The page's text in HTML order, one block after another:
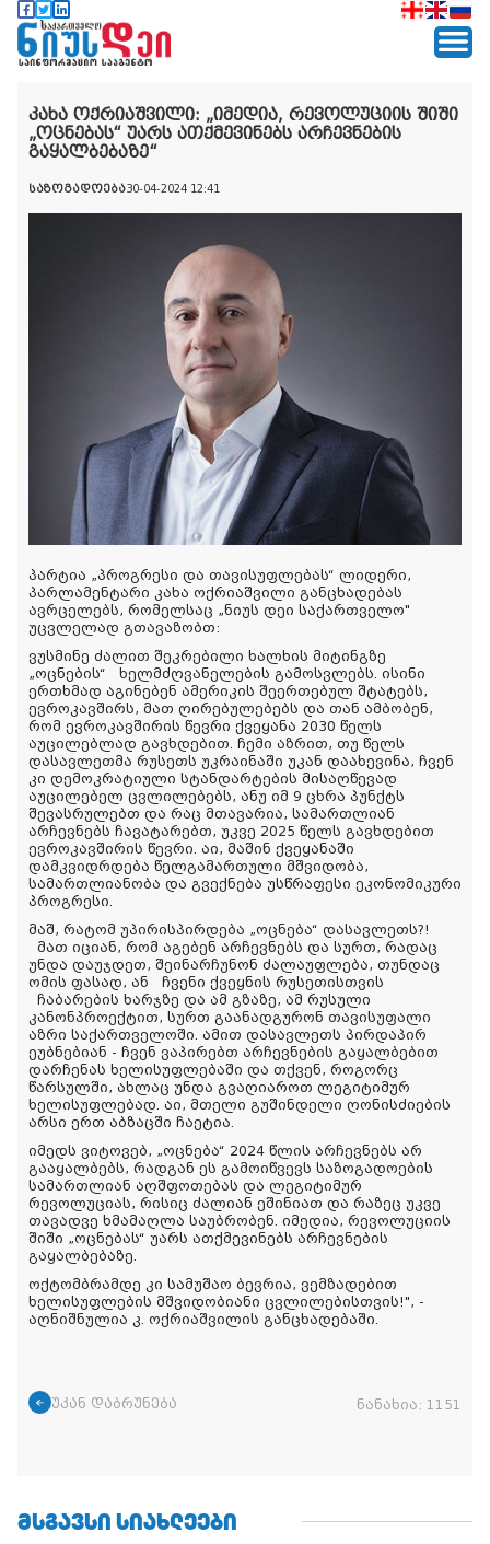
კახა ოქრიაშვილი: „იმედია, რევოლუციის შიში
„ოცნებას“ უარს ათქმევინებს არჩევნების
გაყალბებაზე“
საზოგადოება30-04-2024 12:41
პარტია „პროგრესი და თავისუფლებას“ ლიდერი,
პარლამენტარი კახა ოქრიაშვილი განცხადებას
ავრცელებს, რომელსაც „ნიუს დეი საქართველო"
უცვლელად გთავაზობთ:
ვუსმინე ძალით შეკრებილი ხალხის მიტინგზე
„ოცნების“
ხელმძღვანელების გამოსვლებს. ისინი
ერთხმად აგინებენ ამერიკის შეერთებულ შტატებს,
ევროკავშირს, მათ ღირებულებებს და თან ამბობენ,
რომ ევროკავშირის წევრი ქვეყანა 2030 წელს
აუცილებლად გავხდებით. ჩემი აზრით, თუ წელს
დასავლეთმა რუსეთს უკრაინაში უკან დაახევინა, ჩვენ
კი დემოკრატიული სტანდარტების მისაღწევად
აუცილებელ ცვლილებებს, ანუ იმ 9 ცხრა პუნქტს
შევასრულებთ და რაც მთავარია, სამართლიან
არჩევნებს ჩავატარებთ, უკვე 2025 წელს გავხდებით
ევროკავშირის წევრი. აი, მაშინ ქვეყანაში
დამკვიდრდება წელგამართული მშვიდობა,
სამართლიანობა და გვექნება უსწრაფესი ეკონომიკური
პროგრესი.
მაშ, რატომ უპირისპირდება „ოცნება“ დასავლეთს?!
მათ იციან, რომ აგებენ არჩევნებს და სურთ, რადაც
უნდა დაუჯდეთ, შეინარჩუნონ ძალაუფლება, თუნდაც
ომის ფასად, ან ჩვენი ქვეყნის რუსეთისთვის
ჩაბარების ხარჯზე და ამ გზაზე, ამ რუსული
კანონპროექტით, სურთ გაანადგურონ თავისუფალი
აზრი საქართველოში. ამით დასავლეთს პირდაპირ
ეუბნებიან - ჩვენ ვაპირებთ არჩევნების გაყალბებით
დარჩენას ხელისუფლებაში და თქვენ, როგორც
წარსულში, ახლაც უნდა გვაღიაროთ ლეგიტიმურ
ხელისუფლებად. აი, მთელი გუშინდელი ღონისძიების
არსი ერთ აბზაცში ჩაეტია.
იმედს ვიტოვებ, „ოცნება“ 2024 წლის არჩევნებს არ
გააყალბებს, რადგან ეს გამოიწვევს საზოგადოების
სამართლიან აღშფოთებას და ლეგიტიმურ
რევოლუციას, რისიც ძალიან ეშინიათ და რაზეც უკვე
თავადვე ხმამაღლა საუბრობენ. იმედია, რევოლუციის
შიში „ოცნებას“ უარს ათქმევინებს არჩევნების
გაყალბებაზე.
ოქტომბრამდე კი სამუშაო ბევრია, ვემზადებით
ხელისუფლების მშვიდობიანი ცვლილებისთვის!", -
აღნიშნულია კ. ოქრიაშვილის განცხადებაში.
უკან დაბრუნება ნანახია: 1151
ᲛᲡᲒᲐᲕᲡᲘ ᲡᲘᲐᲮᲚᲔᲔᲑᲘ